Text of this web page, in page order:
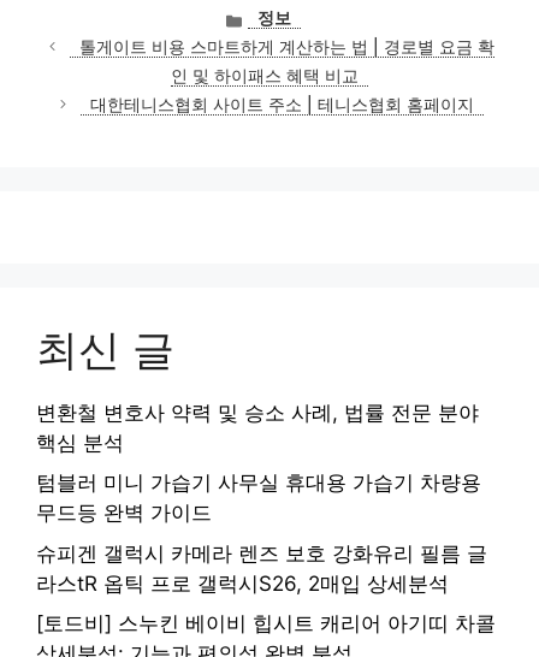
카
테
고
리
정보
톨게이트 비용 스마트하게 계산하는 법 | 경로별 요금 확
인 및 하이패스 혜택 비교
대한테니스협회 사이트 주소 | 테니스협회 홈페이지
최신 글
변환철 변호사 약력 및 승소 사례, 법률 전문 분야
핵심 분석
텀블러 미니 가습기 사무실 휴대용 가습기 차량용
무드등 완벽 가이드
슈피겐 갤럭시 카메라 렌즈 보호 강화유리 필름 글
라스tR 옵틱 프로 갤럭시S26, 2매입 상세분석
[토드비] 스누킨 베이비 힙시트 캐리어 아기띠 차콜